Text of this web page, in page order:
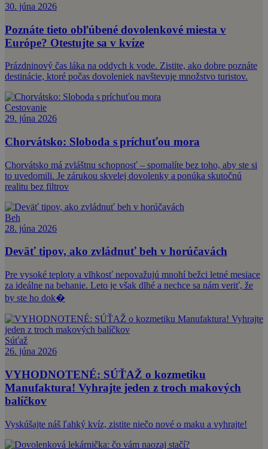
30. júna 2026
Poznáte tieto obľúbené dovolenkové miesta v
Európe? Otestujte sa v kvíze
Prázdninový čas láka na oddych k vode. Zistite, ako dobre poznáte
destinácie, ktoré počas dovoleniek navštevuje množstvo turistov.
Cestovanie
29. júna 2026
Chorvátsko: Sloboda s príchuťou mora
Chorvátsko má zvláštnu schopnosť – spomalíte bez toho, aby ste si
to uvedomili. Je zárukou skvelej dovolenky a ponúka skutočnú
realitu bez filtrov
Beh
28. júna 2026
Deväť tipov, ako zvládnuť beh v horúčavách
Pre vysoké teploty a vlhkosť nepovažujú mnohí bežci letné mesiace
za ideálne na behanie. Leto je však dlhé a nechce sa nám veriť, že
by ste ho dok�
Súťaž
26. júna 2026
VYHODNOTENÉ: SÚŤAŽ o kozmetiku
Manufaktura! Vyhrajte jeden z troch makových
balíčkov
Vyskúšajte náš ľahký kvíz, zistite niečo nové o maku a vyhrajte!